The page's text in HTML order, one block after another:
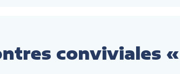
conviviales